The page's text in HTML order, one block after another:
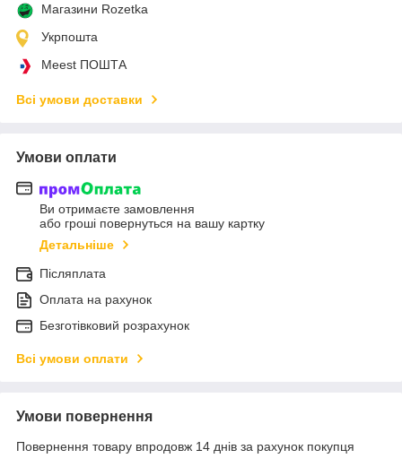
Магазини Rozetka
Укрпошта
Meest ПОШТА
Всі умови доставки
Умови оплати
Ви отримаєте замовлення
або гроші повернуться на вашу картку
Детальніше
Післяплата
Оплата на рахунок
Безготівковий розрахунок
Всі умови оплати
Умови повернення
Повернення товару впродовж 14 днів за рахунок покупця